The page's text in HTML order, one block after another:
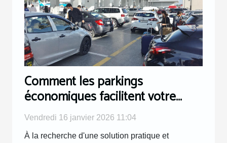
Comment les parkings
économiques facilitent votre
voyage depuis l'aéroport ?
Vendredi 16 janvier 2026 11:04
À la recherche d'une solution pratique et